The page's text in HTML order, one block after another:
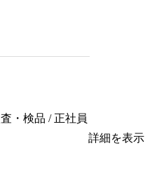
・検品 / 正社員
詳細を表示